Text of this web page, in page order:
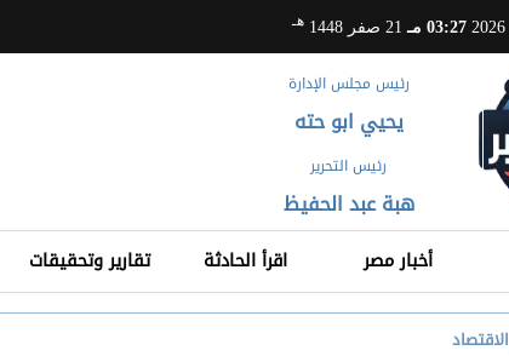
03:27 مـ 21 صفر 1448 هـ
رئيس مجلس الإدارة
يحيي ابو حته
رئيس التحرير
هبة عبد الحفيظ
أخبار مصر اقرأ الحادثة تقارير وتحقيقات
الاقتصاد